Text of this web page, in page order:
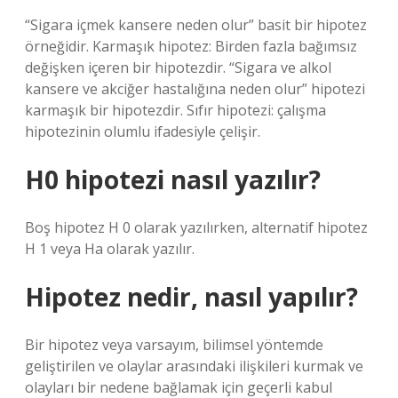
“Sigara içmek kansere neden olur” basit bir hipotez
örneğidir. Karmaşık hipotez: Birden fazla bağımsız
değişken içeren bir hipotezdir. “Sigara ve alkol
kansere ve akciğer hastalığına neden olur” hipotezi
karmaşık bir hipotezdir. Sıfır hipotezi: çalışma
hipotezinin olumlu ifadesiyle çelişir.
H0 hipotezi nasıl yazılır?
Boş hipotez H 0 olarak yazılırken, alternatif hipotez
H 1 veya Ha olarak yazılır.
Hipotez nedir, nasıl yapılır?
Bir hipotez veya varsayım, bilimsel yöntemde
geliştirilen ve olaylar arasındaki ilişkileri kurmak ve
olayları bir nedene bağlamak için geçerli kabul